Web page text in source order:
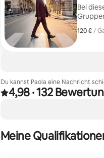
Bei
Wir
ist und
120 € /
120 € pro
,
Du kannst Paola eine Nachricht
Mit 4,98 von 5 Sternen
4,98
, ·132
Meine